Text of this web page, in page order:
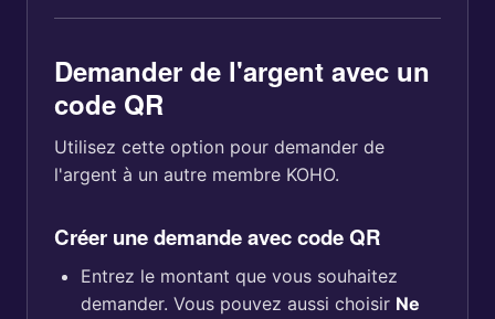
Demander de l'argent avec un
code QR
Utilisez cette option pour demander de
l'argent à un autre membre KOHO.
Créer une demande avec code QR
Entrez le montant que vous souhaitez
demander. Vous pouvez aussi choisir Ne